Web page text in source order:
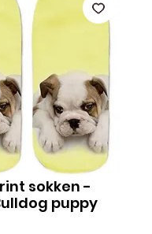
sokken -
puppy